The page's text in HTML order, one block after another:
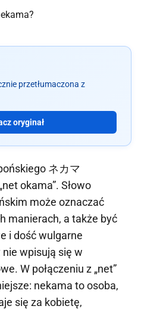
przetłumaczona z
oryginał
ネカマ
okama”. Słowo
może oznaczać
manierach, a także być
i dość wulgarne
wpisują się w
W połączeniu z „net”
nekama to osoba,
się za kobietę,